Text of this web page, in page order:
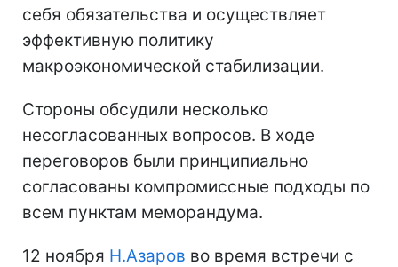
себя обязательства и осуществляет
эффективную политику
макроэкономической стабилизации.
Стороны обсудили несколько
несогласованных вопросов. В ходе
переговоров были принципиально
согласованы компромиссные подходы по
всем пунктам меморандума.
12 ноября Н.Азаров во время встречи с